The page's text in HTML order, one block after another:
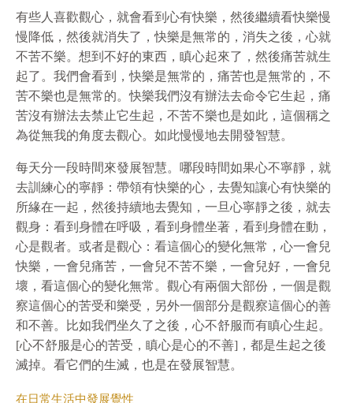
有些人喜歡觀心，就會看到心有快樂，然後繼續看快樂慢
慢降低，然後就消失了，快樂是無常的，消失之後，心就
不苦不樂。想到不好的東西，瞋心起來了，然後痛苦就生
起了。我們會看到，快樂是無常的，痛苦也是無常的，不
苦不樂也是無常的。快樂我們沒有辦法去命令它生起，痛
苦沒有辦法去禁止它生起，不苦不樂也是如此，這個稱之
為從無我的角度去觀心。如此慢慢地去開發智慧。
每天分一段時間來發展智慧。哪段時間如果心不寧靜，就
去訓練心的寧靜：帶領有快樂的心，去覺知讓心有快樂的
所緣在一起，然後持續地去覺知，一旦心寧靜之後，就去
觀身：看到身體在呼吸，看到身體坐著，看到身體在動，
心是觀者。或者是觀心：看這個心的變化無常，心一會兒
快樂，一會兒痛苦，一會兒不苦不樂，一會兒好，一會兒
壞，看這個心的變化無常。觀心有兩個大部份，一個是觀
察這個心的苦受和樂受，另外一個部分是觀察這個心的善
和不善。比如我們坐久了之後，心不舒服而有瞋心生起。
[心不舒服是心的苦受，瞋心是心的不善]，都是生起之後
滅掉。看它們的生滅，也是在發展智慧。
在日常生活中發展覺性